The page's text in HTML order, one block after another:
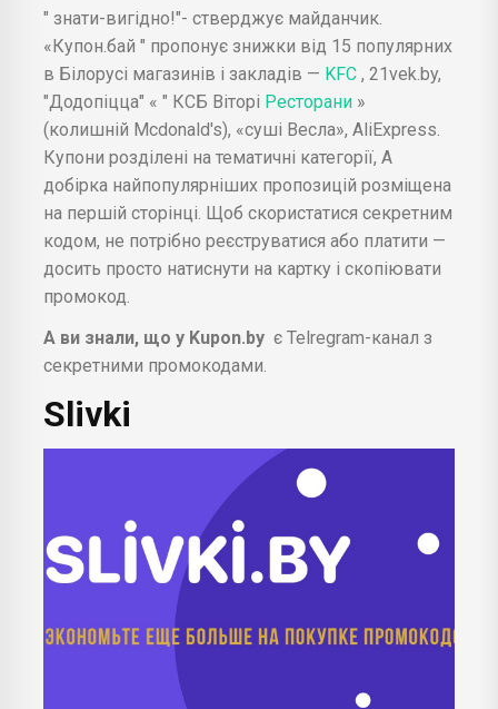
" знати-вигідно!"- стверджує майданчик.
«Купон.бай " пропонує знижки від 15 популярних
в Білорусі магазинів і закладів — KFC , 21vek.by,
"Додопіцца" « " КСБ Віторі Ресторани »
(колишній Mcdonald's), «суші Весла», AliExpress.
Купони розділені на тематичні категорії, А
добірка найпопулярніших пропозицій розміщена
на першій сторінці. Щоб скористатися секретним
кодом, не потрібно реєструватися або платити —
досить просто натиснути на картку і скопіювати
промокод.
А ви знали, що у Kupon.by є Telregram-канал з
секретними промокодами.
Slivki